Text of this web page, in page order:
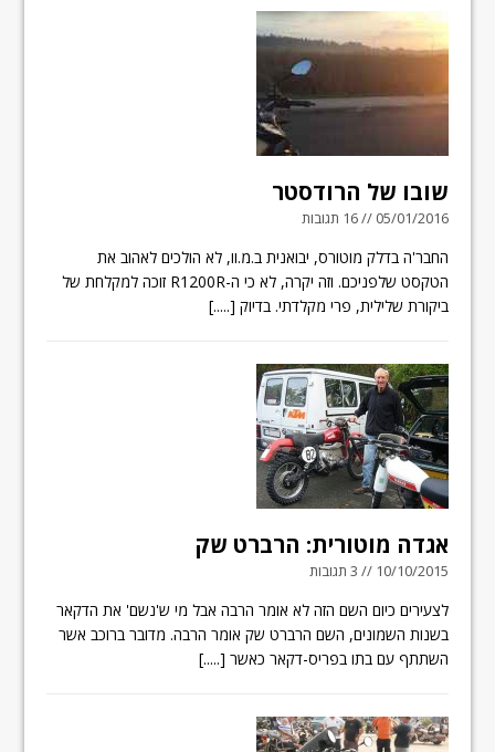
שובו של הרודסטר
05/01/2016 // 16 תגובות
החבר'ה בדלק מוטורס, יבואנית ב.מ.וו, לא הולכים לאהוב את
הטקסט שלפניכם. וזה יקרה, לא כי ה-R1200R זוכה למקלחת של
ביקורת שלילית, פרי מקלדתי. בדיוק [.....]
אגדה מוטורית: הרברט שק
10/10/2015 // 3 תגובות
לצעירים כיום השם הזה לא אומר הרבה אבל מי ש'נשם' את הדקאר
בשנות השמונים, השם הרברט שק אומר הרבה. מדובר ברוכב אשר
השתתף עם בתו בפריס-דקאר כאשר [.....]